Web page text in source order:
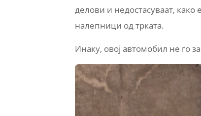
делови и недостасуваат, како
налепници од трката.
Инаку, овој автомобил не го